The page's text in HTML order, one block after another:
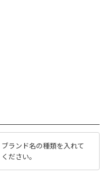
ブランド名の種類を入れて
ください。